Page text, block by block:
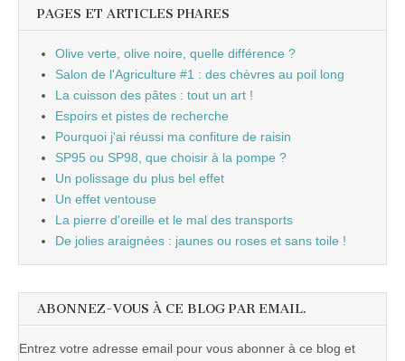
PAGES ET ARTICLES PHARES
Olive verte, olive noire, quelle différence ?
Salon de l'Agriculture #1 : des chèvres au poil long
La cuisson des pâtes : tout un art !
Espoirs et pistes de recherche
Pourquoi j'ai réussi ma confiture de raisin
SP95 ou SP98, que choisir à la pompe ?
Un polissage du plus bel effet
Un effet ventouse
La pierre d'oreille et le mal des transports
De jolies araignées : jaunes ou roses et sans toile !
ABONNEZ-VOUS À CE BLOG PAR EMAIL.
Entrez votre adresse email pour vous abonner à ce blog et